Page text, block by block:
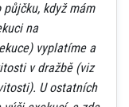
když mám
na
vyplatíme a
v dražbě (viz
U ostatních